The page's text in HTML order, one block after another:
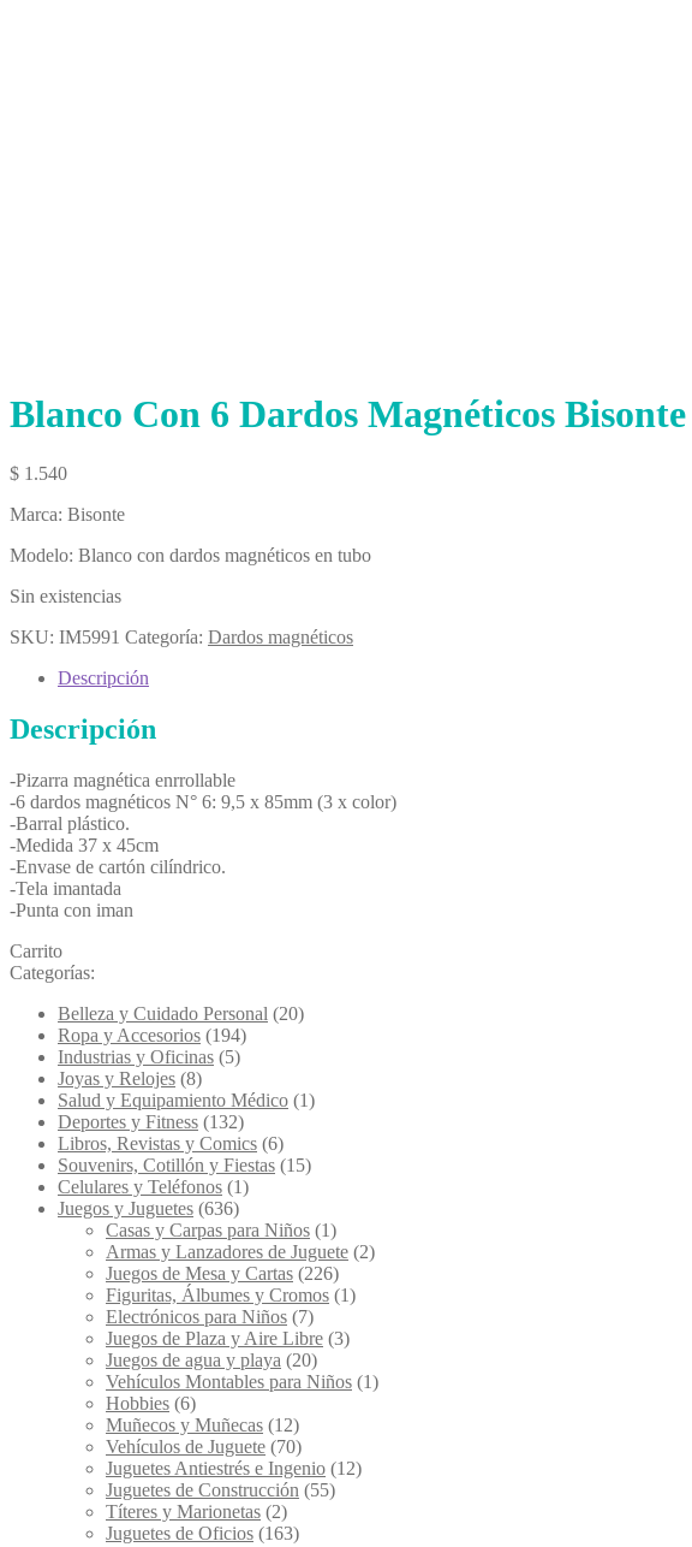
Blanco Con 6 Dardos Magnéticos Bisonte
$ 1.540
Marca: Bisonte
Modelo: Blanco con dardos magnéticos en tubo
Sin existencias
SKU: IM5991 Categoría: Dardos magnéticos
Descripción
Descripción
-Pizarra magnética enrrollable
-6 dardos magnéticos N° 6: 9,5 x 85mm (3 x color)
-Barral plástico.
-Medida 37 x 45cm
-Envase de cartón cilíndrico.
-Tela imantada
-Punta con iman
Carrito
Categorías:
Belleza y Cuidado Personal (20)
Ropa y Accesorios (194)
Industrias y Oficinas (5)
Joyas y Relojes (8)
Salud y Equipamiento Médico (1)
Deportes y Fitness (132)
Libros, Revistas y Comics (6)
Souvenirs, Cotillón y Fiestas (15)
Celulares y Teléfonos (1)
Juegos y Juguetes (636)
Casas y Carpas para Niños (1)
Armas y Lanzadores de Juguete (2)
Juegos de Mesa y Cartas (226)
Figuritas, Álbumes y Cromos (1)
Electrónicos para Niños (7)
Juegos de Plaza y Aire Libre (3)
Juegos de agua y playa (20)
Vehículos Montables para Niños (1)
Hobbies (6)
Muñecos y Muñecas (12)
Vehículos de Juguete (70)
Juguetes Antiestrés e Ingenio (12)
Juguetes de Construcción (55)
Títeres y Marionetas (2)
Juguetes de Oficios (163)